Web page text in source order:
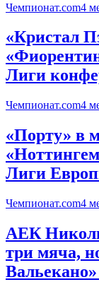
Чемпионат.com4
«Кристал
Лиги
Чемпионат.com4
«Порту» в
Лиги
Чемпионат.com4
АЕК
три мяча,